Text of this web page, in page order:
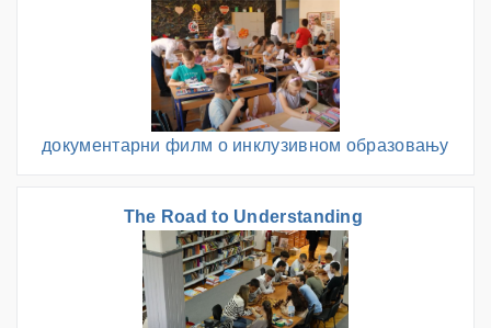
документарни филм о инклузивном образовању
The Road to Understanding